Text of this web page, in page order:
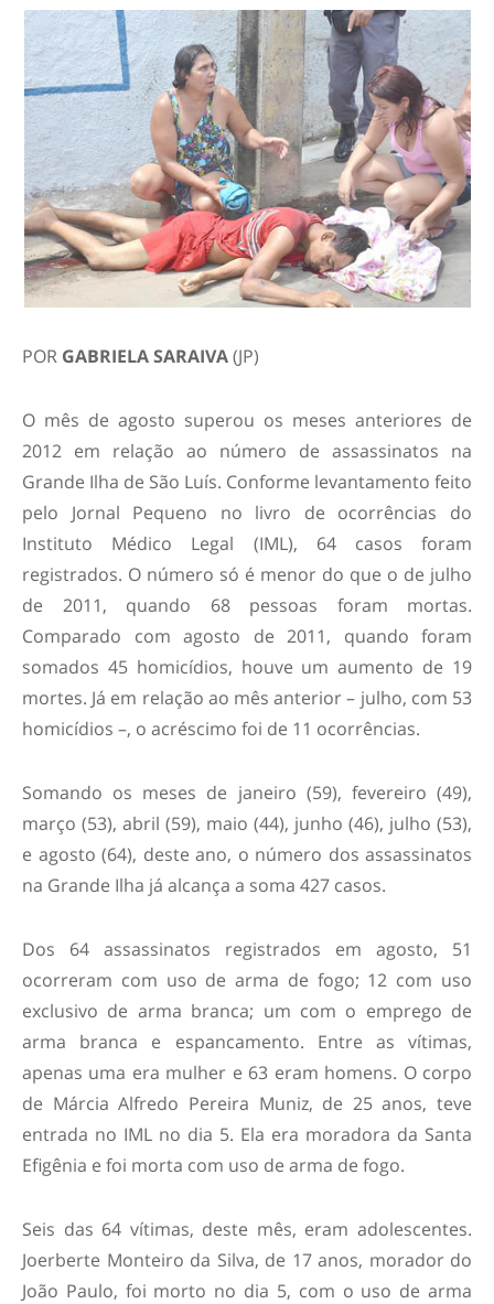
POR GABRIELA SARAIVA(JP)
O mês de agosto superou os meses anteriores de
2012 em relação ao número de assassinatos na
Grande Ilha de São Luís. Conforme levantamento feito
pelo Jornal Pequeno no livro de ocorrências do
Instituto Médico Legal (IML), 64 casos foram
registrados. O número só é menor do que o de julho
de 2011, quando 68 pessoas foram mortas.
Comparado com agosto de 2011, quando foram
somados 45 homicídios, houve um aumento de 19
mortes. Já em relação ao mês anterior – julho, com 53
homicídios –, o acréscimo foi de 11 ocorrências.
Somando os meses de janeiro (59), fevereiro (49),
março (53), abril (59), maio (44), junho (46), julho (53),
e agosto (64), deste ano, o número dos assassinatos
na Grande Ilha já alcança a soma 427 casos.
Dos 64 assassinatos registrados em agosto, 51
ocorreram com uso de arma de fogo; 12 com uso
exclusivo de arma branca; um com o emprego de
arma branca e espancamento. Entre as vítimas,
apenas uma era mulher e 63 eram homens. O corpo
de Márcia Alfredo Pereira Muniz, de 25 anos, teve
entrada no IML no dia 5. Ela era moradora da Santa
Efigênia e foi morta com uso de arma de fogo.
Seis das 64 vítimas, deste mês, eram adolescentes.
Joerberte Monteiro da Silva, de 17 anos, morador do
João Paulo, foi morto no dia 5, com o uso de arma